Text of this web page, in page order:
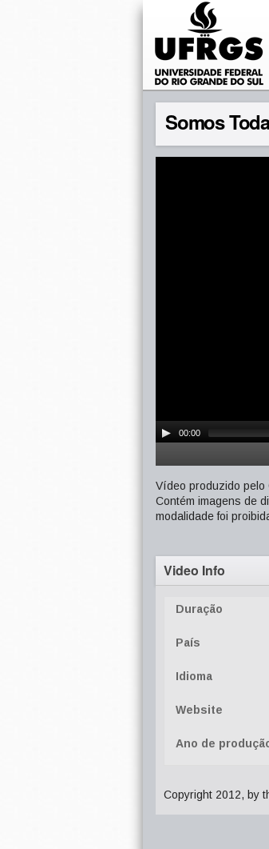
Somos
00:00
Vídeo produzido pelo
Contém imagens de
modalidade foi
Video Info
Duração
País
Idioma
Website
Ano de
Copyright 2012, by